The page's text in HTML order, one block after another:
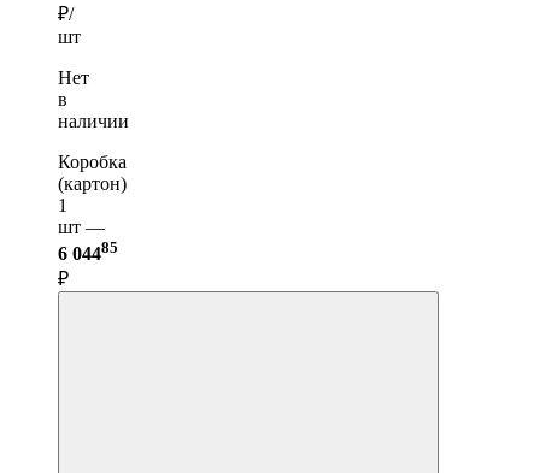
₽/
шт
Нет
в
наличии
Коробка
(картон)
1
шт —
6 04485
₽